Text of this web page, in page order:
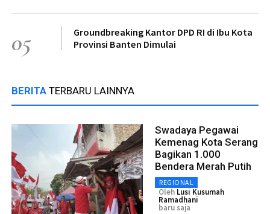
05
Groundbreaking Kantor DPD RI di Ibu Kota
Provinsi Banten Dimulai
BERITA TERBARU LAINNYA
Swadaya Pegawai
Kemenag Kota Serang
Bagikan 1.000
Bendera Merah Putih
REGIONAL
Oleh Lusi Kusumah
Ramadhani
baru saja